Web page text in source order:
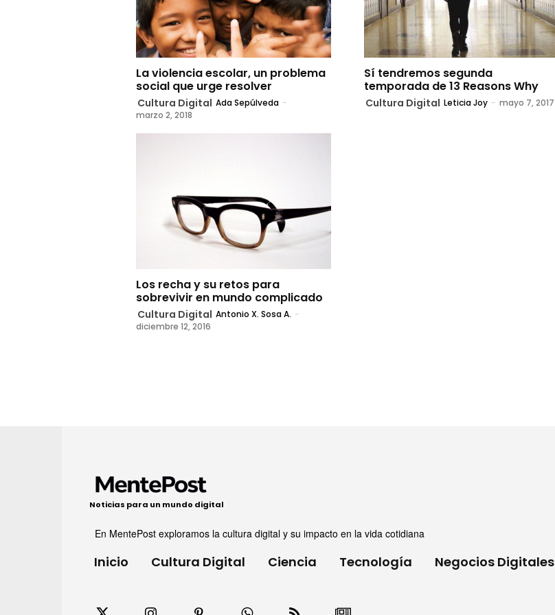
La violencia escolar, un problema
social que urge resolver
Cultura Digital Ada Sepúlveda -
marzo 2, 2018
Sí tendremos segunda
temporada de 13 Reasons Why
Cultura Digital Leticia Joy - mayo 7, 2017
Los recha y su retos para
sobrevivir en mundo complicado
Cultura Digital Antonio X. Sosa A. -
diciembre 12, 2016
Noticias para un mundo digital
En MentePost exploramos la cultura digital y su impacto en la vida cotidiana
Inicio Cultura Digital Ciencia Tecnología Negocios Digitales